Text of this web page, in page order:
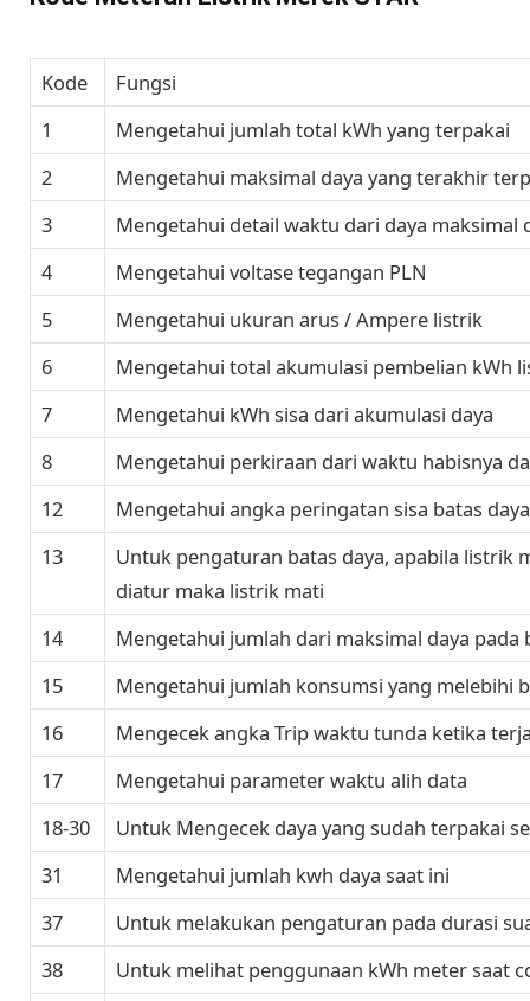
Kode
Fungsi
1
Mengetahui jumlah total kWh yang terpakai
2
Mengetahui maksimal daya yang terakhir
3
Mengetahui detail waktu dari daya maksimal
4
Mengetahui voltase tegangan PLN
5
Mengetahui ukuran arus / Ampere listrik
6
Mengetahui total akumulasi pembelian kWh
7
Mengetahui kWh sisa dari akumulasi daya
8
Mengetahui perkiraan dari waktu habisnya
12
Mengetahui angka peringatan sisa batas daya
13
Untuk pengaturan batas daya, apabila listrik
diatur maka listrik mati
14
Mengetahui jumlah dari maksimal daya pada
15
Mengetahui jumlah konsumsi yang melebihi
16
Mengecek angka Trip waktu tunda ketika
17
Mengetahui parameter waktu alih data
18-30
Untuk Mengecek daya yang sudah terpakai
31
Mengetahui jumlah kwh daya saat ini
37
Untuk melakukan pengaturan pada durasi
38
Untuk melihat penggunaan kWh meter saat